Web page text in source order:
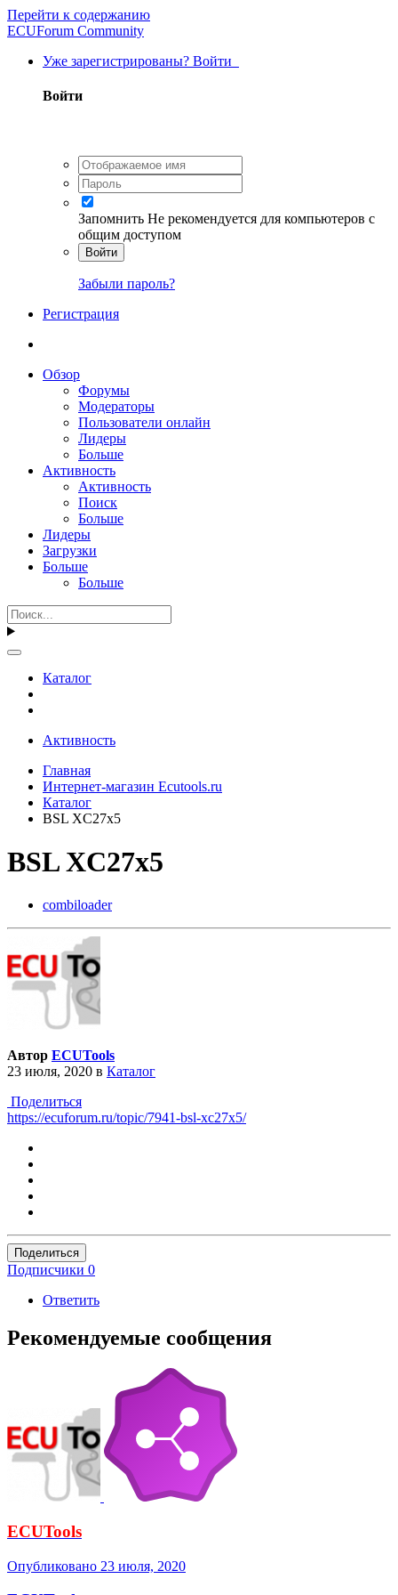
Перейти к содержанию
ECUForum Community
Уже зарегистрированы? Войти
Войти
Запомнить Не рекомендуется для компьютеров с
общим доступом
Войти
Забыли пароль?
Регистрация
Обзор
Форумы
Модераторы
Пользователи онлайн
Лидеры
Больше
Активность
Активность
Поиск
Больше
Лидеры
Загрузки
Больше
Больше
Каталог
Активность
Главная
Интернет-магазин Ecutools.ru
Каталог
BSL XC27x5
BSL XC27x5
combiloader
Автор ECUTools
23 июля, 2020 в Каталог
Поделиться
https://ecuforum.ru/topic/7941-bsl-xc27x5/
Поделиться
Подписчики 0
Ответить
Рекомендуемые сообщения
ECUTools
Опубликовано 23 июля, 2020